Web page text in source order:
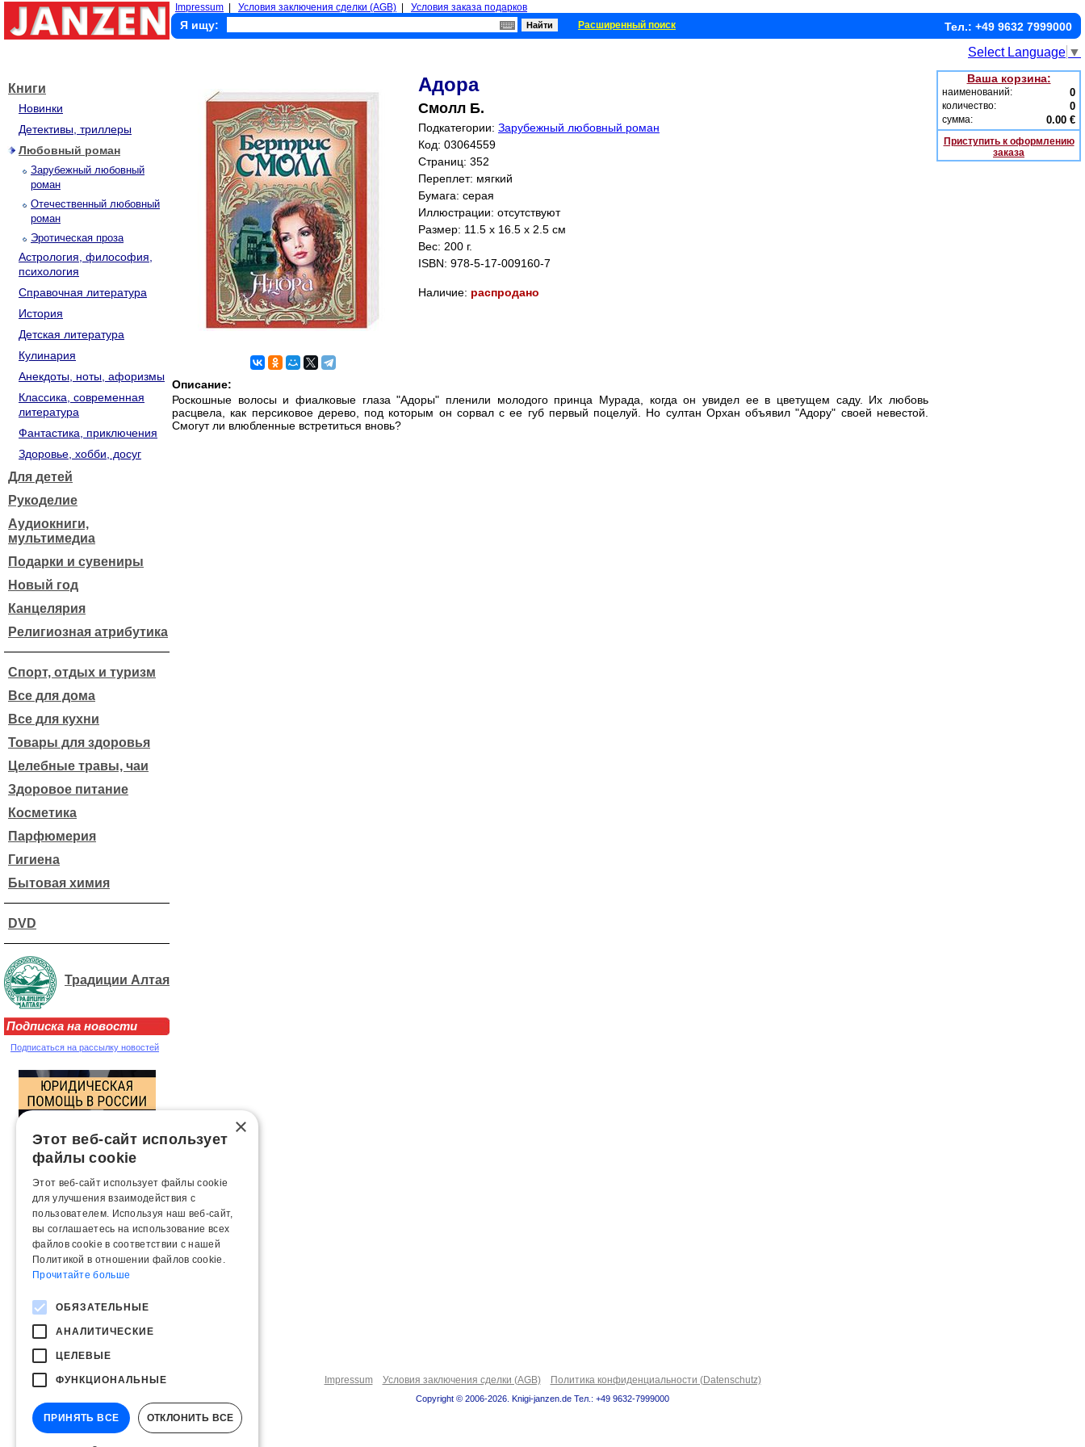
Impressum Условия заключения сделки (AGB) Условия заказа подарков
Я ищу: Расширенный поиск Тел.: +49 9632 7999000
Select Language ▼
Книги
Новинки
Детективы, триллеры
Любовный роман
Зарубежный любовный
роман
Отечественный любовный
роман
Эротическая проза
Астрология, философия,
психология
Справочная литература
История
Детская литература
Кулинария
Анекдоты, ноты, афоризмы
Классика, современная
литература
Фантастика, приключения
Здоровье, хобби, досуг
Для детей
Рукоделие
Аудиокниги,
мультимедиа
Подарки и сувениры
Новый год
Канцелярия
Религиозная атрибутика
Спорт, отдых и туризм
Все для дома
Все для кухни
Товары для здоровья
Целебные травы, чаи
Здоровое питание
Косметика
Парфюмерия
Гигиена
Бытовая химия
DVD
Традиции Алтая
Подписка на новости
Подписаться на рассылку новостей
Адора
Смолл Б.
Подкатегории: Зарубежный любовный роман
Код: 03064559
Страниц: 352
Переплет: мягкий
Бумага: серая
Иллюстрации: отсутствуют
Размер: 11.5 x 16.5 x 2.5 см
Вес: 200 г.
ISBN: 978-5-17-009160-7
Наличие: распродано
Описание:
Роскошные волосы и фиалковые глаза "Адоры" пленили молодого принца Мурада, когда он увидел ее в цветущем саду. Их любовь
расцвела, как персиковое дерево, под которым он сорвал с ее губ первый поцелуй. Но султан Орхан объявил "Адору" своей невестой.
Смогут ли влюбленные встретиться вновь?
Ваша корзина:
наименований: 0
количество: 0
сумма: 0.00 €
Приступить к оформлению
заказа
Impressum Условия заключения сделки (AGB) Политика конфиденциальности (Datenschutz)
Copyright © 2006-2026. Knigi-janzen.de Тел.: +49 9632-7999000
×
Этот веб-сайт использует
файлы cookie
Этот веб-сайт использует файлы cookie
для улучшения взаимодействия с
пользователем. Используя наш веб-сайт,
вы соглашаетесь на использование всех
файлов cookie в соответствии с нашей
Политикой в ​​отношении файлов cookie.
Прочитайте больше
ОБЯЗАТЕЛЬНЫЕ
АНАЛИТИЧЕСКИЕ
ЦЕЛЕВЫЕ
ФУНКЦИОНАЛЬНЫЕ
ПРИНЯТЬ ВСЕ ОТКЛОНИТЬ ВСЕ